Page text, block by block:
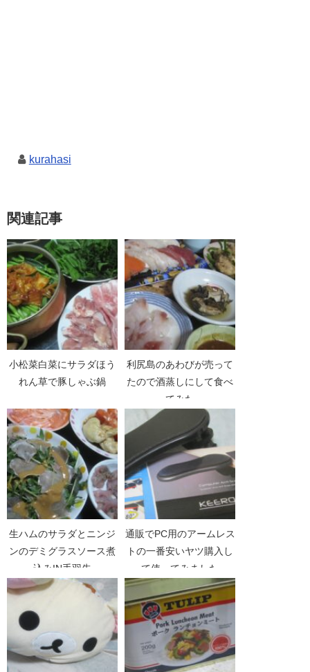
kurahasi
関連記事
小松菜白菜にサラダほう
れん草で豚しゃぶ鍋
利尻島のあわびが売って
たので酒蒸しにして食べ
てみた
生ハムのサラダとニンジ
ンのデミグラスソース煮
込みIN手羽先
通販でPC用のアームレス
トの一番安いヤツ購入し
て使ってみました